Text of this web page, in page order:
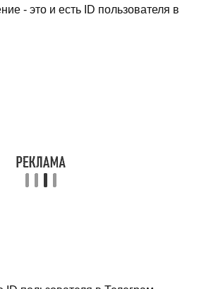
- это и есть ID пользователя в